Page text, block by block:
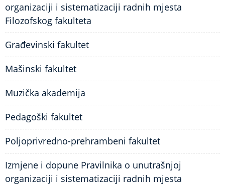
organizaciji i sistematizaciji radnih mjesta
Filozofskog fakulteta
Građevinski fakultet
Mašinski fakultet
Muzička akademija
Pedagoški fakultet
Poljoprivredno-prehrambeni fakultet
Izmjene i dopune Pravilnika o unutrašnjoj
organizaciji i sistematizaciji radnih mjesta